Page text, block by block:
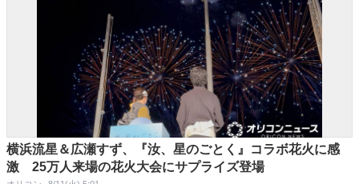
横浜流星＆広瀬すず、『汝、星のごとく』コラボ花火に感
激 25万人来場の花火大会にサプライズ登場